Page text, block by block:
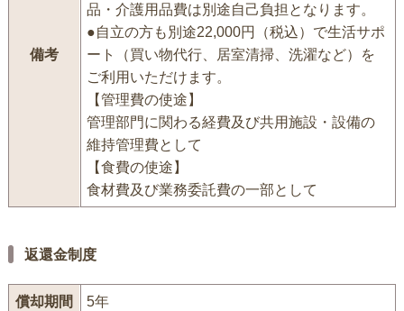
備考
品・介護用品費は別途自己負担となります。
●自立の方も別途22,000円（税込）で生活サポ
ート（買い物代行、居室清掃、洗濯など）を
ご利用いただけます。
【管理費の使途】
管理部門に関わる経費及び共用施設・設備の
維持管理費として
【食費の使途】
食材費及び業務委託費の一部として
返還金制度
償却期間 5年